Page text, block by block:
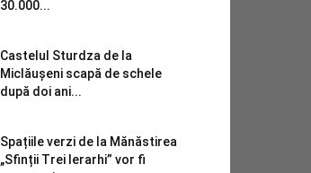
30.000...
Castelul Sturdza de la
Miclăușeni scapă de schele
după doi ani...
Spațiile verzi de la Mănăstirea
„Sfinții Trei Ierarhi” vor fi